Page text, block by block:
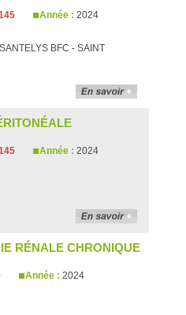
Année : 2024
BFC - SAINT
Année : 2024
RÉNALE CHRONIQUE
Année : 2024